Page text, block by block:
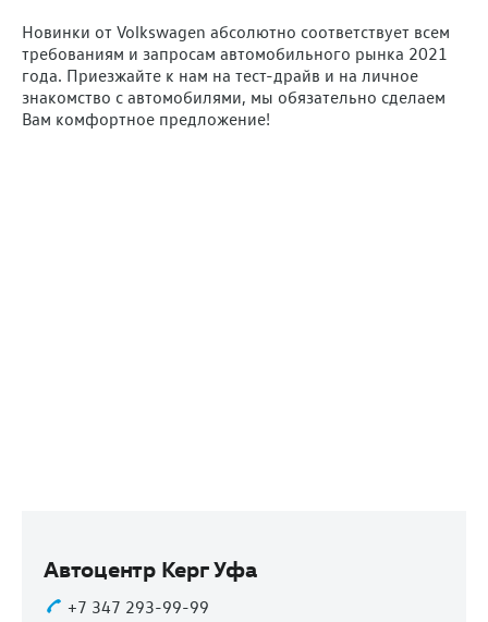
Новинки от Volkswagen абсолютно соответствует всем
требованиям и запросам автомобильного рынка 2021
года. Приезжайте к нам на тест-драйв и на личное
знакомство с автомобилями, мы обязательно сделаем
Вам комфортное предложение!
Автоцентр Керг Уфа
+7 347 293-99-99